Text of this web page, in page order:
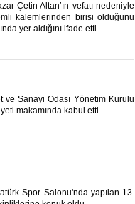
Çetin Altan’ın vefatı nedeniyle
kalemlerinden birisi olduğunu
yer aldığını ifade etti.​
ve Sanayi Odası Yönetim Kurulu
makamında kabul etti.​
Spor Salonu'nda yapılan 13.